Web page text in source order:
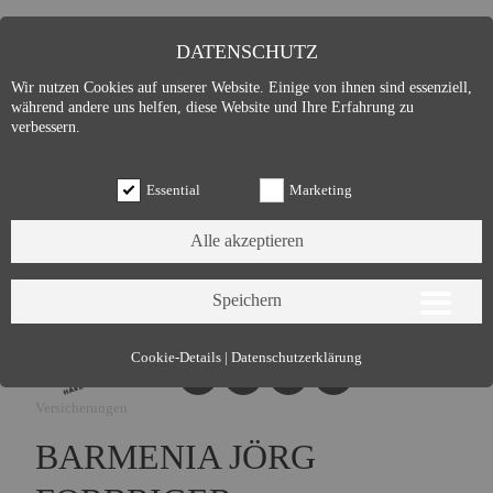
Versicherungen
BARMENIA JÖRG
DATENSCHUTZ
Wir nutzen Cookies auf unserer Website. Einige von ihnen sind essenziell,
während andere uns helfen, diese Website und Ihre Erfahrung zu
verbessern.
Essential Marketing
Essential (3)
Name:
Cookie Hinweis
Zweck:
Cookies:
allowCookie
Laufzeit:
3 Monate
Cookie-Details | Datenschutzerklärung